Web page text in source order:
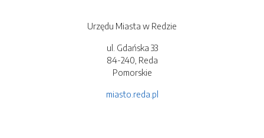
Urzędu Miasta w Redzie
ul. Gdańska 33
84-240, Reda
Pomorskie
miasto.reda.pl